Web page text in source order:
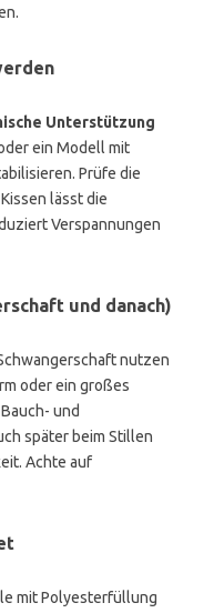
Unterstützung
ein Modell mit
Prüfe die
lässt die
Verspannungen
und danach)
nutzen
oder ein großes
und
später beim Stillen
Achte auf
mit Polyesterfüllung